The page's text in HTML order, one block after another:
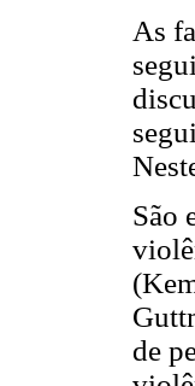
As
São
de